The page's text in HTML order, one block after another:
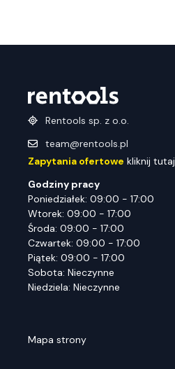
Rentools sp. z o.o.
team@rentools.pl
Zapytania ofertowe kliknij tutaj
Godziny pracy
Poniedziałek: 09:00 - 17:00
Wtorek: 09:00 - 17:00
Środa: 09:00 - 17:00
Czwartek: 09:00 - 17:00
Piątek: 09:00 - 17:00
Sobota: Nieczynne
Niedziela: Nieczynne
Mapa strony